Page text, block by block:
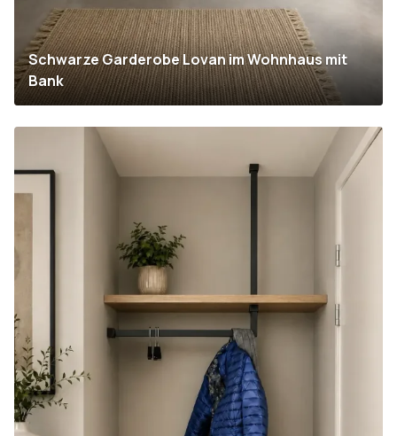
Schwarze Garderobe Lovan im Wohnhaus mit
Bank